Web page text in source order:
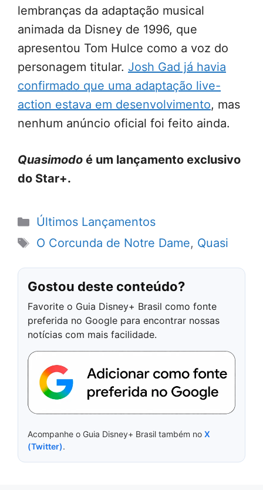
lembranças da adaptação musical
animada da Disney de 1996, que
apresentou Tom Hulce como a voz do
personagem titular. Josh Gad já havia
confirmado que uma adaptação live-
action estava em desenvolvimento, mas
nenhum anúncio oficial foi feito ainda.
Quasimodo é um lançamento exclusivo
do Star+.
Categorias
Últimos Lançamentos
Tags
O Corcunda de Notre Dame, Quasi
Gostou deste conteúdo?
Favorite o Guia Disney+ Brasil como fonte
preferida no Google para encontrar nossas
notícias com mais facilidade.
Acompanhe o Guia Disney+ Brasil também no X
(Twitter).